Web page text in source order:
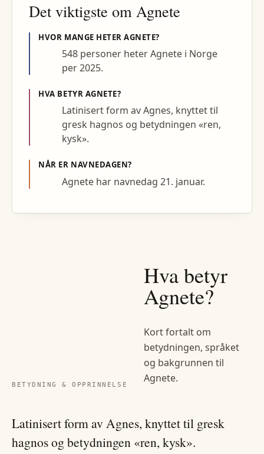
Det viktigste om Agnete
HVOR MANGE HETERAGNETE?
548 personer heter Agnete i Norge
per 2025.
HVA BETYR AGNETE?
Latinisert form av Agnes, knyttet til
gresk hagnos og betydningen «ren,
kysk».
NÅR ER NAVNEDAGEN?
Agnete har navnedag 21. januar.
BETYDNING & OPPRINNELSE
Hva betyr
Agnete?
Kort fortalt om
betydningen, språket
og bakgrunnen til
Agnete.
Latinisert form av Agnes, knyttet til gresk
hagnos og betydningen «ren, kysk».